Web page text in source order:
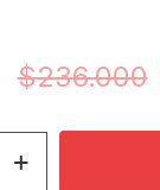
$236.000